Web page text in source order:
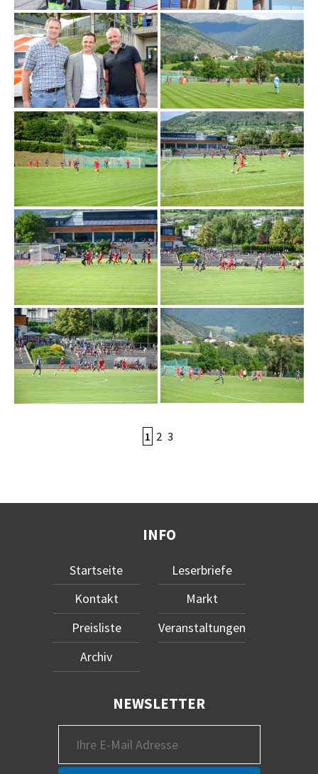
1 2 3
INFO
Startseite
Kontakt
Preisliste
Archiv
Leserbriefe
Markt
Veranstaltungen
NEWSLETTER